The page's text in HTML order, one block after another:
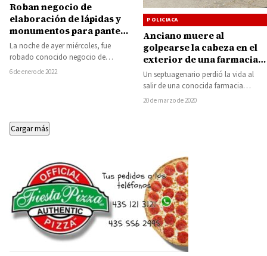
Roban negocio de
elaboración de lápidas y
monumentos para panteón
en Huetamo
La noche de ayer miércoles, fue
robado conocido negocio de
elaboración de lápidas y
6 de enero de 2022
POLICIACA
Anciano muere al
golpearse la cabeza en el
exterior de una farmacia
del centro de Huetamo
Un septuagenario perdió la vida al
salir de una conocida farmacia
ubicada en la calle de Iripan de…
20 de marzo de 2020
Cargar más